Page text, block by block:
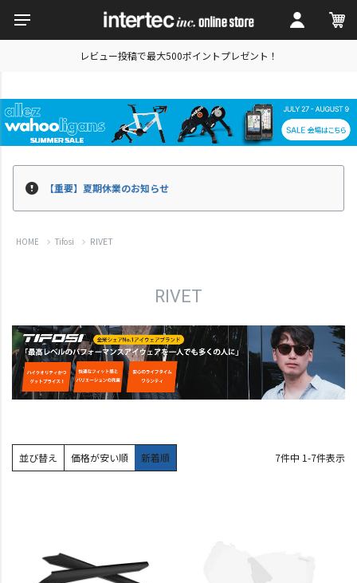
レビュー投稿で最大500ポイントプレゼント！
【重要】夏期休業のお知らせ
HOME Tifosi RIVET
RIVET
並び替え 価格が安い順 新着順 7件中 1-7件表示